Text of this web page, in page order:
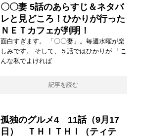
〇〇妻 5話のあらすじ＆ネタバ
レと見どころ！ひかりが行った
ＮＥＴカフェが判明！
面白すぎます。 「〇〇妻」。毎週水曜が楽
しみです。 そして、５話ではひかりが 「こ
んな私でよければ
記事を読む
孤独のグルメ4 11話（9月17
日） ＴＨＩＴＨＩ（ティテ